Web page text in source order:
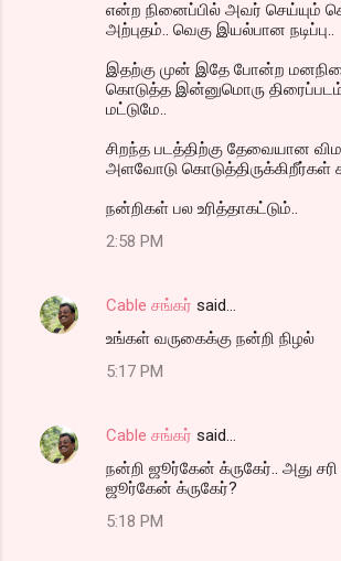
என்ற நினைப்பில் அவர் செய்யும்
அற்புதம்.. வெகு இயல்பான நடிப்பு..
இதற்கு முன் இதே போன்ற
கொடுத்த இன்னுமொரு
மட்டுமே..
சிறந்த படத்திற்கு தேவையான
அளவோடு கொடுத்திருக்கிறீர்கள்
நன்றிகள் பல உரித்தாகட்டும்..
2:58 PM
Cable சங்கர் said…
உங்கள் வருகைக்கு நன்றி நிழல்
5:17 PM
Cable சங்கர் said…
நன்றி ஜூர்கேன் க்ருகேர்.. அது
ஜூர்கேன் க்ருகேர்?
5:18 PM